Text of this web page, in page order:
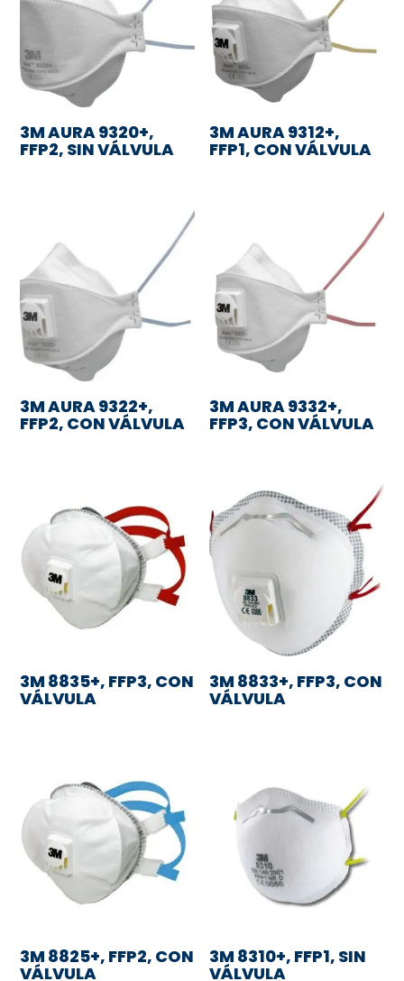
3M AURA 9320+,
FFP2, SIN VÁLVULA
3M AURA 9312+,
FFP1, CON VÁLVULA
3M AURA 9322+,
FFP2, CON VÁLVULA
3M AURA 9332+,
FFP3, CON VÁLVULA
3M 8835+, FFP3, CON
VÁLVULA
3M 8833+, FFP3, CON
VÁLVULA
3M 8825+, FFP2, CON
VÁLVULA
3M 8310+, FFP1, SIN
VÁLVULA